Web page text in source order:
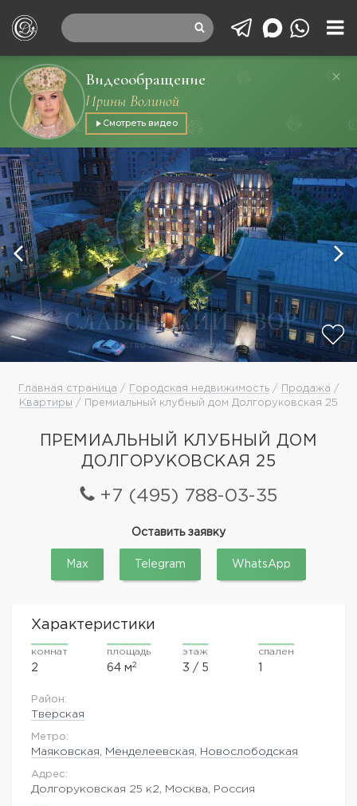
Видеообращение
Ирины Волиной
Смотреть видео
Главная страница / Городская недвижимость/ Продажа /
Квартиры / Премиальный клубный дом Долгоруковская 25
ПРЕМИАЛЬНЫЙ КЛУБНЫЙ ДОМ
ДОЛГОРУКОВСКАЯ 25
+7 (495) 788-03-35
Оставить заявку
Max Telegram WhatsApp
Характеристики
комнат
2
площадь
64 м2
этаж
3 / 5
спален
1
Район:
Тверская
Метро:
Маяковская Менделеевская Новослободская
Адрес:
Долгоруковская 25 к2, Москва, Россия